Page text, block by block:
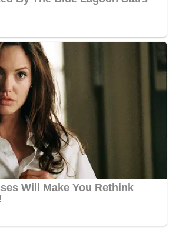
dengan masyarakat. Melalui
sebagai penyampai informasi
tetapi juga sebagai mitra
dalam menjaga keamanan lingkungan
sama.‎‎Kehadiran
di tengah-tengah warga
dapat semakin mempererat
kemitraan antara Polri dan
sekaligus membangun kesadaran
akan pentingnya menjaga
ketertiban, dan kekompakan
khususnya dalam menyambut
bersejarah HUT Kemerdekaan
sambang ini
akan terus dilaksanakan secara rutin
di wilayah Kelurahan
bagian dari upaya menciptakan
yang aman dan kondusif,
menumbuhkan semangat nasionalisme